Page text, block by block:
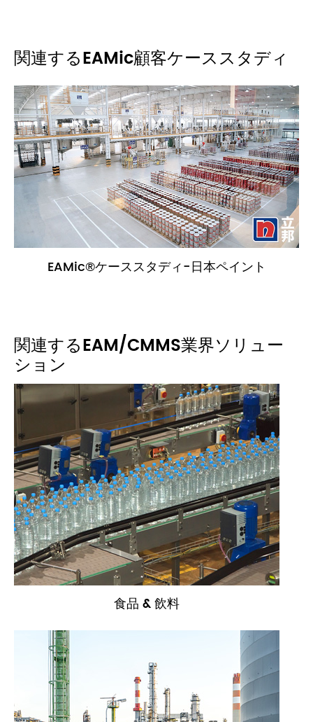
関連するEAMic顧客ケーススタディ
EAMic®ケーススタディ-日本ペイント
関連するEAM/CMMS業界ソリュー
ション
食品 & 飲料